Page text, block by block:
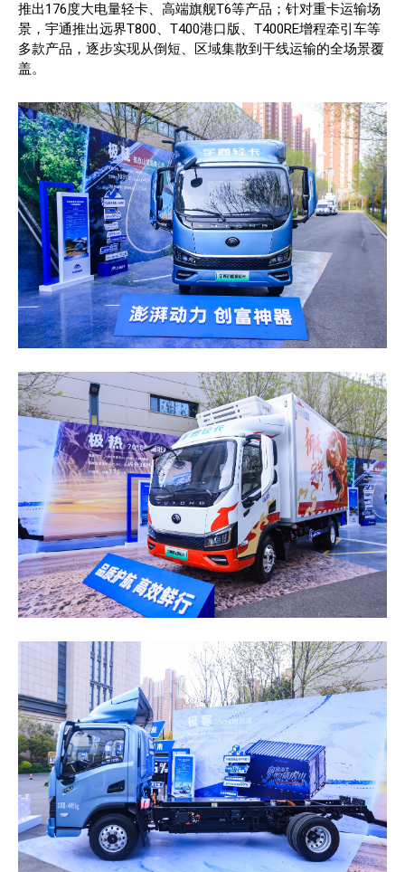
推出176度大电量轻卡、高端旗舰T6等产品；针对重卡运输场
景，宇通推出远界T800、T400港口版、T400RE增程牵引车等
多款产品，逐步实现从倒短、区域集散到干线运输的全场景覆
盖。